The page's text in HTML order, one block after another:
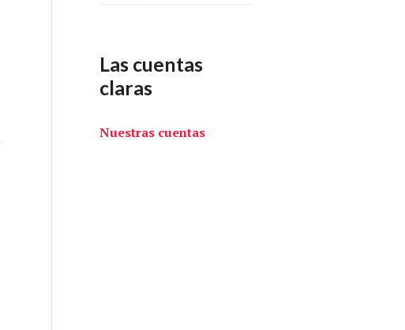
Las cuentas
claras
Nuestras cuentas